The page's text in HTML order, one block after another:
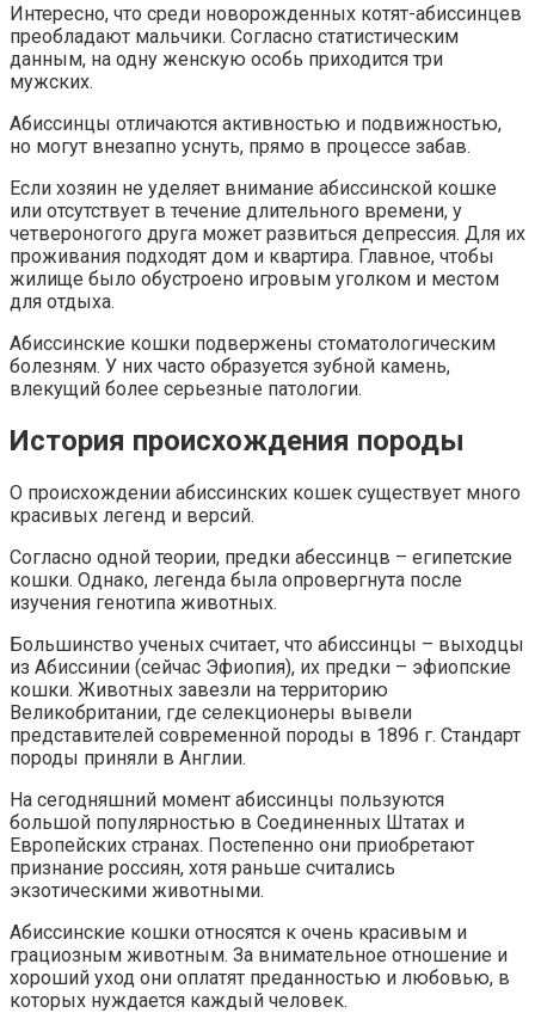
Интересно, что среди новорожденных котят-абиссинцев
преобладают мальчики. Согласно статистическим
данным, на одну женскую особь приходится три
мужских.
Абиссинцы отличаются активностью и подвижностью,
но могут внезапно уснуть, прямо в процессе забав.
Если хозяин не уделяет внимание абиссинской кошке
или отсутствует в течение длительного времени, у
четвероногого друга может развиться депрессия. Для их
проживания подходят дом и квартира. Главное, чтобы
жилище было обустроено игровым уголком и местом
для отдыха.
Абиссинские кошки подвержены стоматологическим
болезням. У них часто образуется зубной камень,
влекущий более серьезные патологии.
История происхождения породы
О происхождении абиссинских кошек существует много
красивых легенд и версий.
Согласно одной теории, предки абессинцв – египетские
кошки. Однако, легенда была опровергнута после
изучения генотипа животных.
Большинство ученых считает, что абиссинцы – выходцы
из Абиссинии (сейчас Эфиопия), их предки – эфиопские
кошки. Животных завезли на территорию
Великобритании, где селекционеры вывели
представителей современной породы в 1896 г. Стандарт
породы приняли в Англии.
На сегодняшний момент абиссинцы пользуются
большой популярностью в Соединенных Штатах и
Европейских странах. Постепенно они приобретают
признание россиян, хотя раньше считались
экзотическими животными.
Абиссинские кошки относятся к очень красивым и
грациозным животным. За внимательное отношение и
хороший уход они оплатят преданностью и любовью, в
которых нуждается каждый человек.